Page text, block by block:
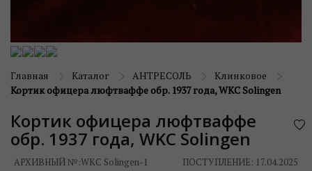
Главная Каталог АНТРЕСОЛЬ
Клинковое
Кортик офицера люфтваффе обр. 1937 года, WKC Solingen
Кортик офицера люфтваффе
обр. 1937 года, WKC Solingen
АРХИВНЫЙ №:WKC Solingen-1 ПОСТУПЛЕНИЕ: 17.04.2025